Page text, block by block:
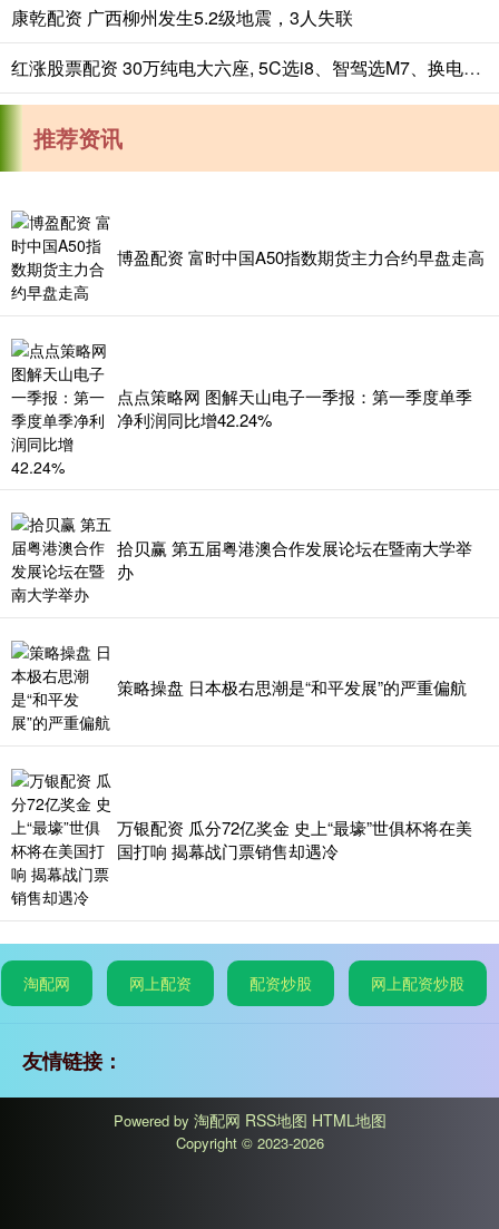
康乾配资 广西柳州发生5.2级地震，3人失联
红涨股票配资 30万纯电大六座, 5C选i8、智驾选M7、换电选L90、闪充选唐L
推荐资讯
博盈配资 富时中国A50指数期货主力合约早盘走高
点点策略网 图解天山电子一季报：第一季度单季
净利润同比增42.24%
拾贝赢 第五届粤港澳合作发展论坛在暨南大学举
办
策略操盘 日本极右思潮是“和平发展”的严重偏航
万银配资 瓜分72亿奖金 史上“最壕”世俱杯将在美
国打响 揭幕战门票销售却遇冷
淘配网 网上配资 配资炒股 网上配资炒股
友情链接：
Powered by 淘配网 RSS地图 HTML地图
Copyright © 2023-2026